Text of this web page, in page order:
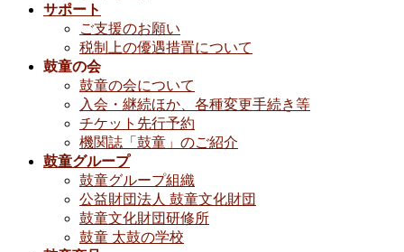
サポート
ご支援のお願い
税制上の優遇措置について
鼓童の会
鼓童の会について
入会・継続ほか、各種変更手続き等
チケット先行予約
機関誌「鼓童」のご紹介
鼓童グループ
鼓童グループ組織
公益財団法人 鼓童文化財団
鼓童文化財団研修所
鼓童 太鼓の学校